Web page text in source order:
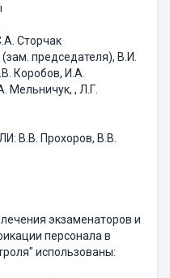
Сторчак
председателя), В.И.
Коробов, И.А.
Мельничук, , Л.Г.
В.В. Прохоров, В.В.
экзаменаторов и
персонала в
использованы: